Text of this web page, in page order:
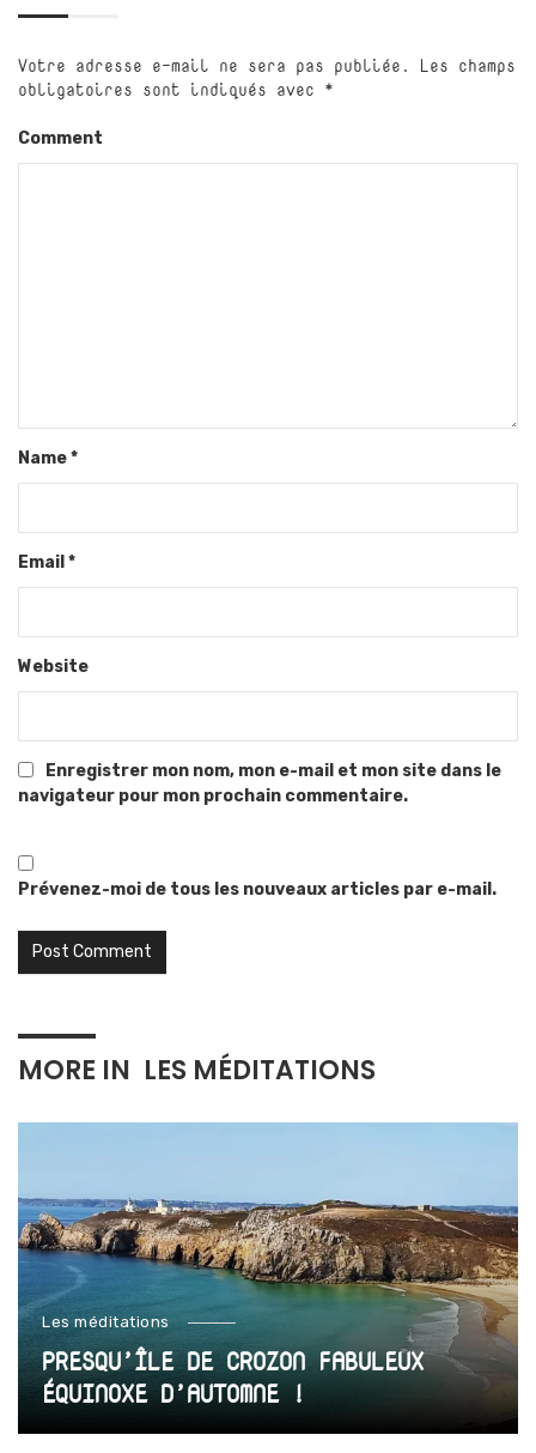
Votre adresse e-mail ne sera pas publiée.
Les champs
obligatoires sont indiqués avec *
Comment
Name*
Email *
Website
Enregistrer mon nom, mon e-mail et mon site dans le
navigateur pour mon prochain commentaire.
Prévenez-moi de tous les nouveaux articles par e-mail.
MORE IN LES MÉDITATIONS
Les méditations
PRESQU’ÎLE DE CROZON FABULEUX
ÉQUINOXE D’AUTOMNE !